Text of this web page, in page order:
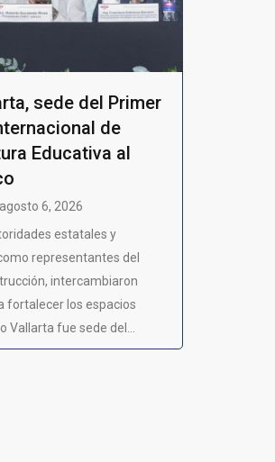
sede del Primer
de
Educativa al
6, 2026
estatales y
representantes del
intercambiaron
fortalecer los espacios
Vallarta fue sede del...